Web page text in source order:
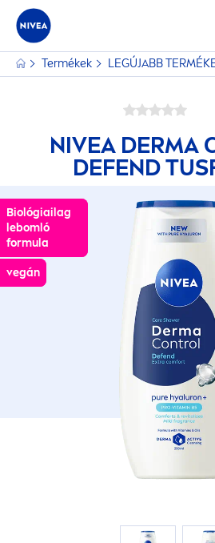
Termékek LEGÚJABB
NIVEADERMA
DEFEND
Biológiailag
lebomló
formula
vegán
Biológiailag
lebomló
formula
vegán